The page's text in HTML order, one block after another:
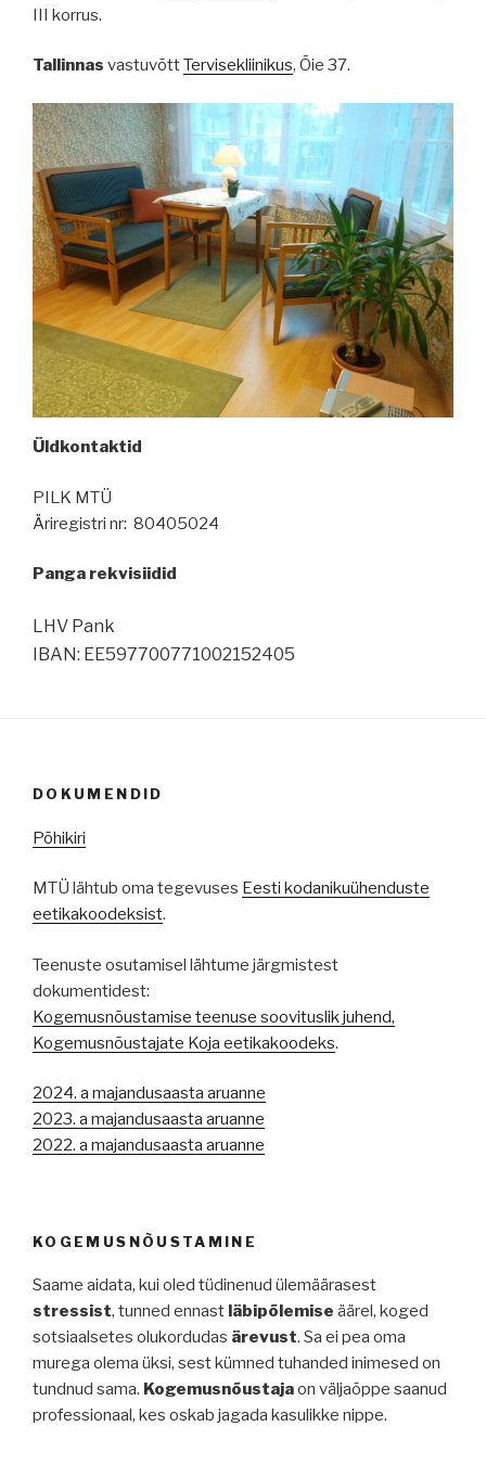
III korrus.
Tallinnas vastuvõttTervisekliinikus, Õie 37.
Üldkontaktid
PILK MTÜ
Äriregistri nr: 80405024
Panga rekvisiidid
LHV Pank
IBAN: EE597700771002152405
DOKUMENDID
Põhikiri
MTÜ lähtub oma tegevuses Eesti kodanikuühenduste
eetikakoodeksist.
Teenuste osutamisel lähtume järgmistest
dokumentidest:
Kogemusnõustamise teenuse soovituslik juhend,
Kogemusnõustajate Koja eetikakoodeks.
2024. a majandusaasta aruanne
2023. a majandusaasta aruanne
2022. a majandusaasta aruanne
KOGEMUSNÕUSTAMINE
Saame aidata, kui oled tüdinenud ülemäärasest
stressist, tunned ennast läbipõlemise äärel, koged
sotsiaalsetes olukordudas ärevust. Sa ei pea oma
murega olema üksi, sest kümned tuhanded inimesed on
tundnud sama. Kogemusnõustajaon väljaõppe saanud
professionaal, kes oskab jagada kasulikke nippe.